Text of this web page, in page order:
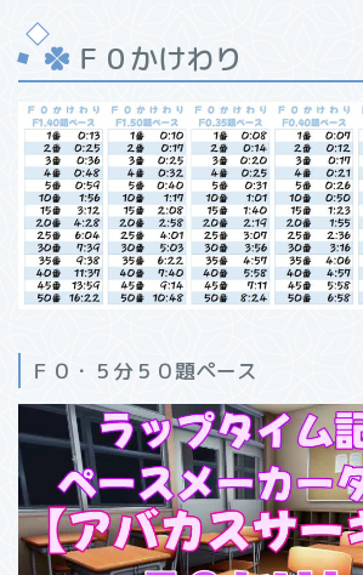
Ｆ０かけわり
Ｆ０・５分５０題ペース